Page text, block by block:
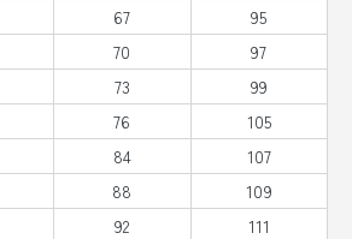
67
95
70
97
73
99
76
105
84
107
88
109
92
111